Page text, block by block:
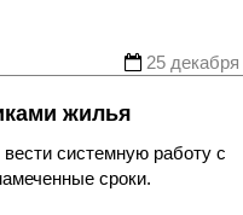
25 декабря
жилья
системную работу с
сроки.